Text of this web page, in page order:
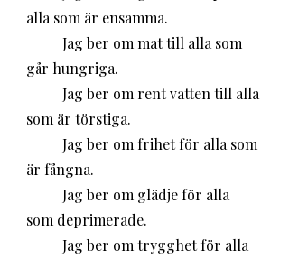
alla som är ensamma.
går hungriga.
som är törstiga.
är fångna.
som deprimerade.